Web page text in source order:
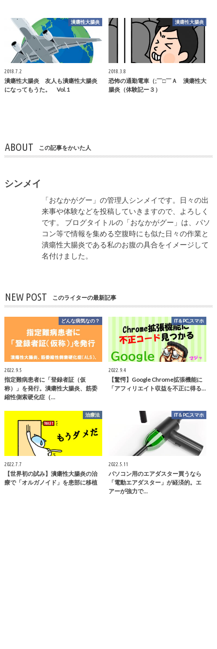
潰瘍性大腸炎
2018.7.2
潰瘍性大腸炎 友人も潰瘍性大腸炎
になってもうた。 Vol.1
潰瘍性大腸炎
2018.3.8
恐怖の通勤電車（;￣□￣Ａ 潰瘍性大
腸炎（体験記ー３）
ABOUT この記事をかいた人
シンメイ
「おなかがグー」の管理人シンメイです。日々の出
来事や体験などを投稿していきますので、よろしく
です。 ブログタイトルの「おなかがグー」は、パソ
コン等で情報を集める空腹時にも似た日々の作業と
潰瘍性大腸炎である私のお腹の具合をイメージして
名付けました。
NEW POST このライターの最新記事
どんな病気なの？
2022.9.5
指定難病患者に「登録者証（仮
称）」を発行。潰瘍性大腸炎、筋委
縮性側索硬化症（…
IT＆PC,スマホ
2022.9.4
【驚愕】Google Chrome拡張機能に
「アフィリエイト収益を不正に得る…
治療法
2022.7.7
【世界初の試み】潰瘍性大腸炎の治
療で「オルガノイド」を患部に移植
IT＆PC,スマホ
2022.5.11
パソコン用のエアダスター買うなら
「電動エアダスター」が経済的。エ
アーが強力で…